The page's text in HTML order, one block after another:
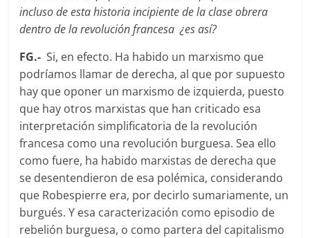
incluso de esta historia incipiente de la clase obrera
dentro de la revolución francesa ¿es así?
FG.- Si, en efecto. Ha habido un marxismo que
podrí­amos llamar de derecha, al que por supuesto
hay que oponer un marxismo de izquierda, puesto
que hay otros marxistas que han criticado esa
interpretación simplificatoria de la revolución
francesa como una revolución burguesa. Sea ello
como fuere, ha habido marxistas de derecha que
se desentendieron de esa polémica, considerando
que Robespierre era, por decirlo sumariamente, un
burgués. Y esa caracterización como episodio de
rebelión burguesa, o como partera del capitalismo